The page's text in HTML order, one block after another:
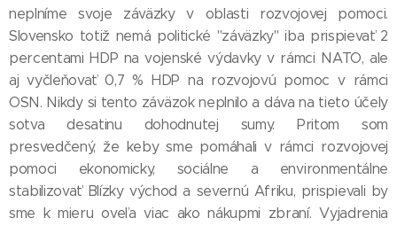
neplníme svoje záväzky v oblasti rozvojovej pomoci.
Slovensko totiž nemá politické "záväzky" iba prispievať 2
percentami HDP na vojenské výdavky v rámci NATO, ale
aj vyčleňovať 0,7 % HDP na rozvojovú pomoc v rámci
OSN. Nikdy si tento záväzok neplnilo a dáva na tieto účely
sotva desatinu dohodnutej sumy. Pritom som
presvedčený, že keby sme pomáhali v rámci rozvojovej
pomoci ekonomicky, sociálne a environmentálne
stabilizovať Blízky východ a severnú Afriku, prispievali by
sme k mieru oveľa viac ako nákupmi zbraní. Vyjadrenia